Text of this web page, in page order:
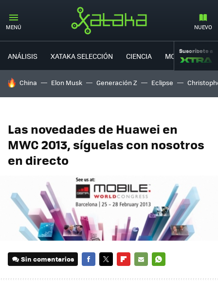
MENÚ NUEVO
ANÁLISIS XATAKA SELECCIÓN CIENCIA MOVILIDAD
Suscríbete a
HOY SE HABLA DE
China Elon Musk Generación Z Eclipse
Las novedades de Huawei en
MWC 2013, síguelas con nosotros
en directo
Sin comentarios